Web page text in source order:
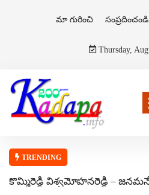
మా గురించి సంప్రదించండి
Thursday,
TRENDING
కొమ్మిరెడ్డి విశ్వమోహనరెడ్డి –